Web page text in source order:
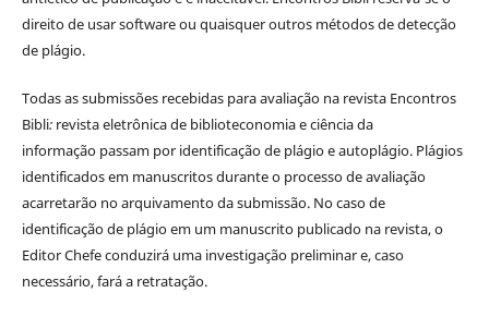
direito de usar software ou quaisquer outros métodos de detecção
de plágio.
Todas as submissões recebidas para avaliação na revista Encontros
Bibli: revista eletrônica de biblioteconomia e ciência da
informaçãopassam por identificação de plágio e autoplágio. Plágios
identificados em manuscritos durante o processo de avaliação
acarretarão no arquivamento da submissão. No caso de
identificação de plágio em um manuscrito publicado na revista, o
Editor Chefe conduzirá uma investigação preliminar e, caso
necessário, fará a retratação.